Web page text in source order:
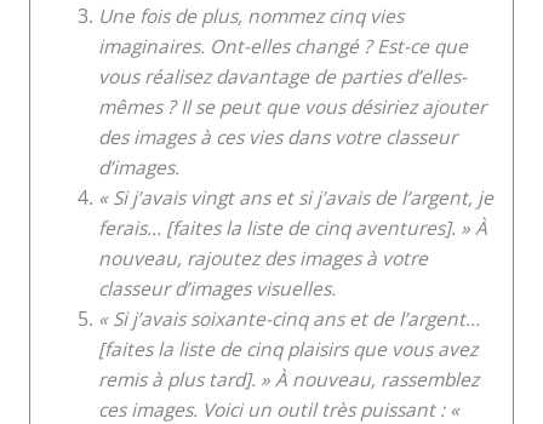
Une fois de plus, nommez cinq vies
imaginaires. Ont-elles changé ? Est-ce que
vous réalisez davantage de parties d’elles-
mêmes ? Il se peut que vous désiriez ajouter
des images à ces vies dans votre classeur
d’images.
« Si j’avais vingt ans et si j’avais de l’argent, je
ferais… [faites la liste de cinq aventures]. » À
nouveau, rajoutez des images à votre
classeur d’images visuelles.
« Si j’avais soixante-cinq ans et de l’argent…
[faites la liste de cinq plaisirs que vous avez
remis à plus tard]. » À nouveau, rassemblez
ces images. Voici un outil très puissant : «